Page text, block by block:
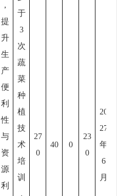
，
提
升
生
产
便
利
性
与
资
源
利
于
3
次
蔬
菜
种
植
技
术
培
训
，
27
0
40 0
23
0
20
27
年
6
月